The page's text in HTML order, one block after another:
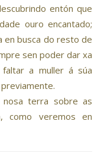
entón que
ouro encantado;
en busca do resto de
sen poder dar xa
a muller á súa
nosa terra sobre as
como veremos en